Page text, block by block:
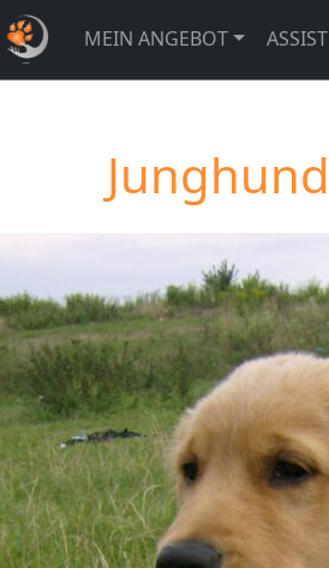
MEIN ANGEBOT